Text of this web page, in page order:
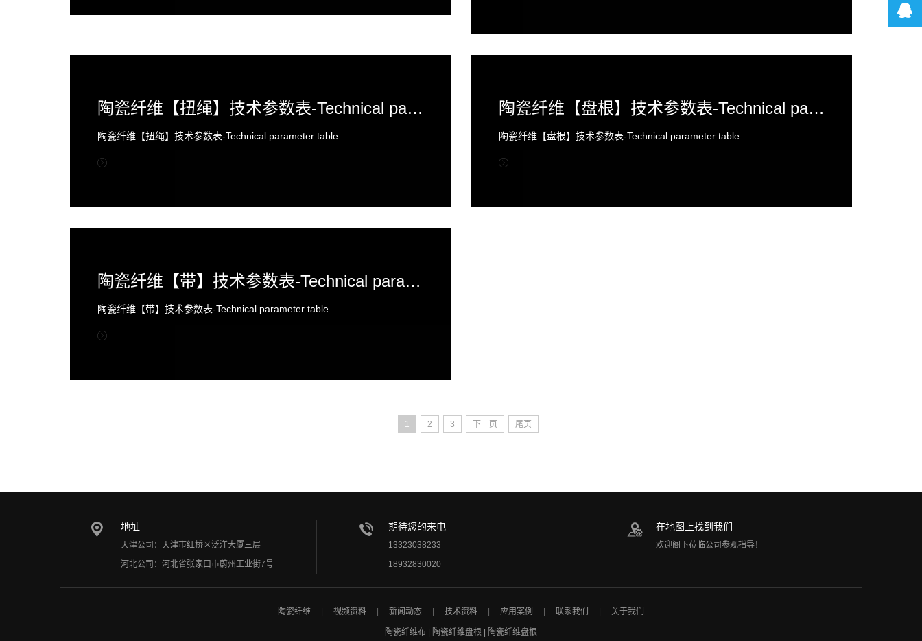
陶瓷纤维【扭绳】技术参数表-Technical parameter table
陶瓷纤维【扭绳】技术参数表-Technical parameter table...
陶瓷纤维【盘根】技术参数表-Technical parameter table
陶瓷纤维【盘根】技术参数表-Technical parameter table...
陶瓷纤维【带】技术参数表-Technical parameter table
陶瓷纤维【带】技术参数表-Technical parameter table...
1 2 3 下一页 尾页
地址
天津公司：天津市红桥区泛洋大厦三层
河北公司：河北省张家口市蔚州工业街7号
期待您的来电
13323038233
18932830020
在地图上找到我们
欢迎阁下莅临公司参观指导！
陶瓷纤维 视频资料 新闻动态 技术资料 应用案例 联系我们 关于我们
陶瓷纤维布 | 陶瓷纤维盘根 | 陶瓷纤维盘根